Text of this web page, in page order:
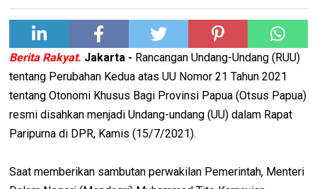
Berita Rakyat. Jakarta - Rancangan Undang-Undang (RUU)
tentang Perubahan Kedua atas UU Nomor 21 Tahun 2021
tentang Otonomi Khusus Bagi Provinsi Papua (Otsus Papua)
resmi disahkan menjadi Undang-undang (UU) dalam Rapat
Paripurna di DPR, Kamis (15/7/2021).
Saat memberikan sambutan perwakilan Pemerintah, Menteri